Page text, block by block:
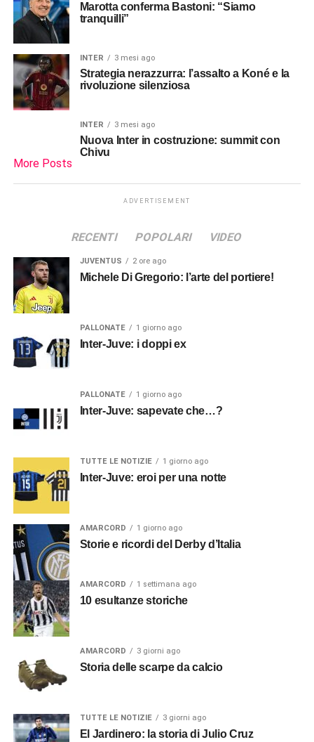
Marotta conferma Bastoni: “Siamo
tranquilli”
INTER 3 mesi ago
Strategia nerazzurra: l’assalto a Koné e la
rivoluzione silenziosa
INTER 3 mesi ago
Nuova Inter in costruzione: summit con
Chivu
More Posts
ADVERTISEMENT
RECENTI POPOLARI VIDEO
JUVENTUS 2 ore ago
Michele Di Gregorio: l’arte del portiere!
PALLONATE 1 giorno ago
Inter-Juve: i doppi ex
PALLONATE 1 giorno ago
Inter-Juve: sapevate che…?
TUTTE LE NOTIZIE 1 giorno ago
Inter-Juve: eroi per una notte
AMARCORD 1 giorno ago
Storie e ricordi del Derby d’Italia
AMARCORD 1 settimana ago
10 esultanze storiche
AMARCORD 3 giorni ago
Storia delle scarpe da calcio
TUTTE LE NOTIZIE 3 giorni ago
El Jardinero: la storia di Julio Cruz